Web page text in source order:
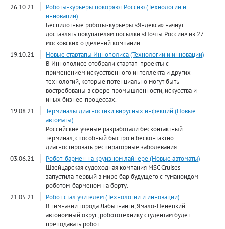
26.10.21
Роботы-курьеры покоряют Россию (Технологии и
инновации)
Беспилотные роботы-курьеры «Яндекса» начнут
доставлять покупателям посылки «Почты России» из 27
московских отделений компании.
19.10.21
Новые стартапы Иннополиса (Технологии и инновации)
В Иннополисе отобрали стартап-проекты с
применением искусственного интеллекта и других
технологий, которые потенциально могут быть
востребованы в сфере промышленности, искусства и
иных бизнес-процессах.
19.08.21
Терминалы диагностики вирусных инфекций (Новые
автоматы)
Российские ученые разработали бесконтактный
терминал, способный быстро и бесконтактно
диагностировать респираторные заболевания.
03.06.21
Робот-бармен на круизном лайнере (Новые автоматы)
Швейцарская судоходная компания MSC Cruises
запустила первый в мире бар будущего с гуманоидом-
роботом-барменом на борту.
21.05.21
Робот стал учителем (Технологии и инновации)
В гимназии города Лабытнанги, Ямало-Ненецкий
автономный округ, робототехнику студентам будет
преподавать робот.